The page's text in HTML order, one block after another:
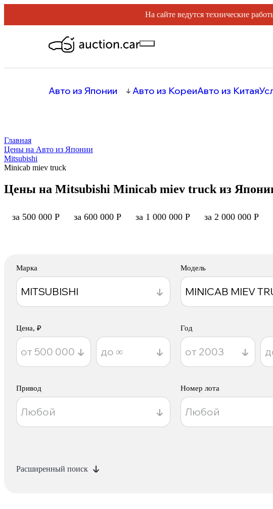
На сайте ведутся технические
Авто из Японии Авто из КореиАвто из Китая
Главная
Цены на Авто из Японии
Mitsubishi
Minicab miev truck
Цены на Mitsubishi Minicab miev truck из
за 500 000 Р за 600 000 Р за 1 000 000 Р за 2 000 000 Р
Марка Модель
Цена, ₽ Год
Привод Номер лота
Расширенный поиск